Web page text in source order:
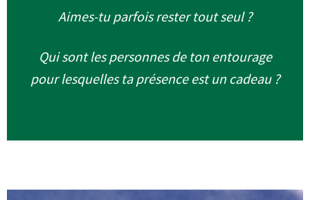
Aimes-tu parfois rester tout seul ?
Qui sont les personnes de ton entourage
pour lesquelles ta présence est un cadeau ?